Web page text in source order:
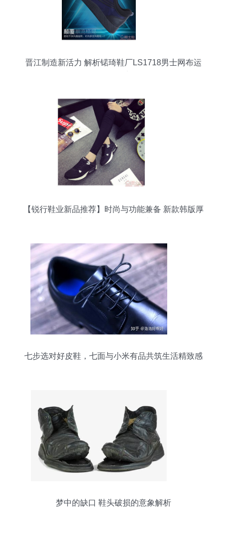
晋江制造新活力 解析锘琦鞋厂LS1718男士网布运
【锐行鞋业新品推荐】时尚与功能兼备 新款韩版厚
七步选对好皮鞋，七面与小米有品共筑生活精致感
梦中的缺口 鞋头破损的意象解析